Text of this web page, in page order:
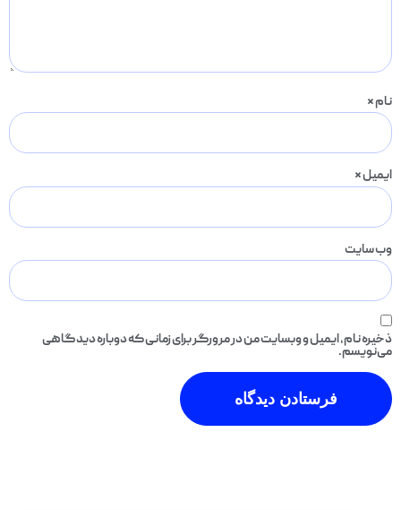
نام*
ایمیل*
وب‌ سایت
ذخیره نام، ایمیل و وبسایت من در مرورگر برای زمانی که دوباره دیدگاهی
می‌نویسم.